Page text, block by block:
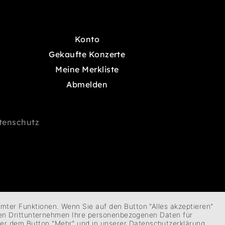
Konto
Gekaufte Konzerte
Meine Merkliste
Abmelden
Funktionen. Wenn Sie auf den Button "Alles akzeptieren"
Drittunternehmen Ihre personenbezogenen Daten für
dem Button "Mehr" und in unserer Datenschutzerklärung